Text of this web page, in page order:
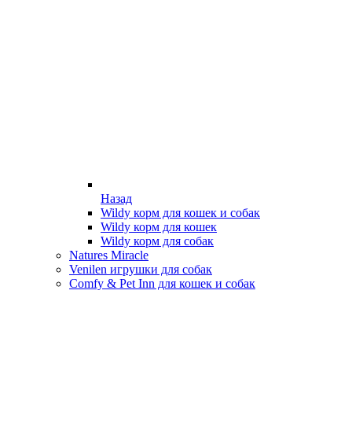
Назад
Wildy корм для кошек и собак
Wildy корм для кошек
Wildy корм для собак
Natures Miracle
Venilen игрушки для собак
Comfy & Pet Inn для кошек и собак